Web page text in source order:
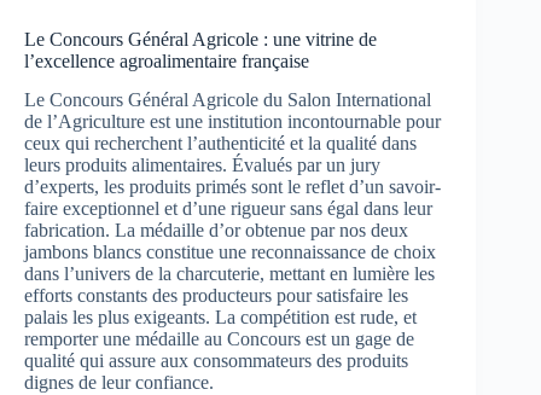
Le Concours Général Agricole : une vitrine de
l’excellence agroalimentaire française
Le Concours Général Agricole du Salon International
de l’Agriculture est une institution incontournable pour
ceux qui recherchent l’authenticité et la qualité dans
leurs produits alimentaires. Évalués par un jury
d’experts, les produits primés sont le reflet d’un savoir-
faire exceptionnel et d’une rigueur sans égal dans leur
fabrication. La médaille d’or obtenue par nos deux
jambons blancs constitue une reconnaissance de choix
dans l’univers de la charcuterie, mettant en lumière les
efforts constants des producteurs pour satisfaire les
palais les plus exigeants. La compétition est rude, et
remporter une médaille au Concours est un gage de
qualité qui assure aux consommateurs des produits
dignes de leur confiance.